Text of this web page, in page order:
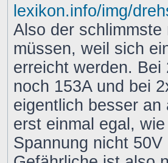
lexikon.info/img/
Also der
müssen, weil sich
erreicht werden.
noch 153A und bei
eigentlich besser
erst einmal egal,
Spannung nicht